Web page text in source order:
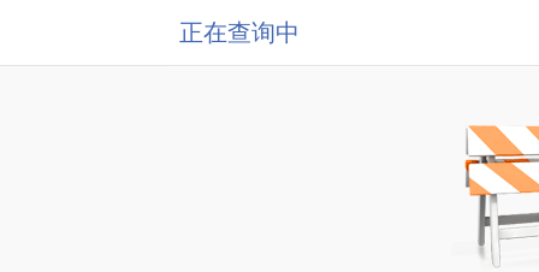
正在查询中